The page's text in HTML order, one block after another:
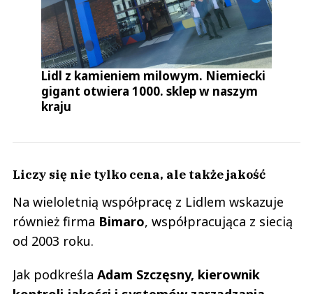
Lidl z kamieniem milowym. Niemiecki
gigant otwiera 1000. sklep w naszym
kraju
Liczy się nie tylko cena, ale także jakość
Na wieloletnią współpracę z Lidlem wskazuje
również firma Bimaro, współpracująca z siecią
od 2003 roku.
Jak podkreśla Adam Szczęsny, kierownik